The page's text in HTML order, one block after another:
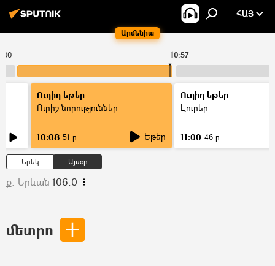
Արմենիա
ՀԱՅ
10:57
Ուղիղ եթեր
Ուրիշ նորություններ
10:08 51 ր Եթեր
Ուղիղ եթեր
Լուրեր
11:00 46 ր
Երեկ Այսօր
ք. Երևան 106.0
մետրո